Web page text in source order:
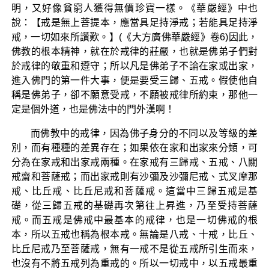
明，又好像貧窮人獲得無價珍寶一樣。《華嚴經》中也
說：【戒是無上菩提本，應當具足持淨戒；若能具足持淨
戒，一切如來所讚歎。】(《大方廣佛華嚴經》卷6)因此，
佛教的根本精神，就在於戒律的莊嚴，也就是佛弟子們對
於戒律的敬重和遵守；所以凡是佛弟子不論在家或出家，
進入佛門的第一件大事，便是要受三歸、五戒。假使他自
稱是佛弟子，卻不願意受戒，不願被戒律所約束，那他一
定是個外道，也是佛法中的門外漢啊！
而佛教中的戒律，因為佛子身分的不同以及等級的差
別，而有種種的差異存在；如果依在家和出家來分類，可
分為在家戒和出家戒兩種。在家戒有三歸戒、五戒、八關
戒齋和菩薩戒；而出家戒則有沙彌及沙彌尼戒、式叉摩那
戒、比丘戒、比丘尼戒和菩薩戒。這當中三歸五戒是基
礎，從三歸五戒的基礎再次第往上昇進，乃至受持菩薩
戒。而五戒是佛戒中最基本的戒律，也是一切佛戒的根
本，所以五戒也稱為根本戒。無論是八戒、十戒，比丘、
比丘尼戒乃至菩薩戒，無有一戒不是從五戒所引生而來，
也沒有不將五戒列為重戒的。所以一切戒中，以五戒最重